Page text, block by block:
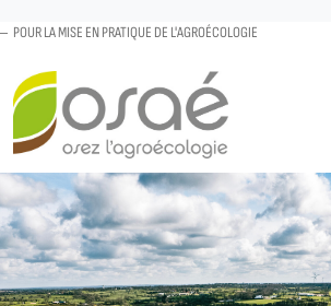
POUR LA MISE EN PRATIQUE DE L'AGROÉCOLOGIE